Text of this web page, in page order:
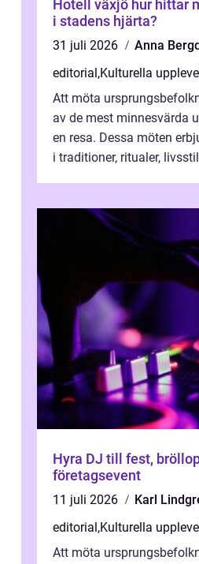
Hotell växjö hur hittar man rätt boende
i stadens hjärta?
31 juli 2026
Anna
editorial,Kulturella
Att möta
av de mest minnesvärda
en resa. Dessa möten
i traditioner, ritualer,
Hyra DJ till fest,
företagsevent
11 juli 2026
Karl
editorial,Kulturella
Att möta